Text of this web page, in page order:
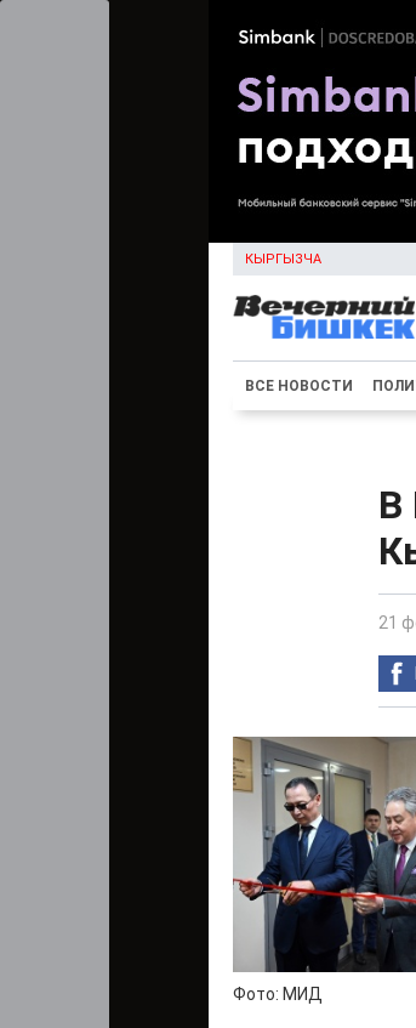
КЫРГЫЗЧА
ВСЕ НОВОСТИ
В
21
Фото: МИД